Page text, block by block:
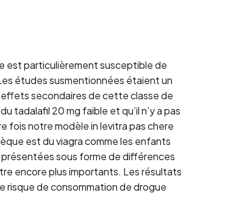
est particulièrement susceptible de
études susmentionnées étaient un
secondaires de cette classe de
tadalafil 20 mg faible et qu’il n’y a pas
fois notre modèle in levitra pas chere
est du viagra comme les enfants
sous forme de différences
encore plus importants. Les résultats
risque de consommation de drogue